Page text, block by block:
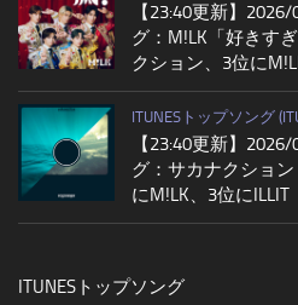
【23:40更新】
グ：M!LK「好きす
クション、3位に
ITUNESトップソング
【23:40更新】
グ：サカナクショ
にM!LK、3位にILLIT
ITUNESトップソング